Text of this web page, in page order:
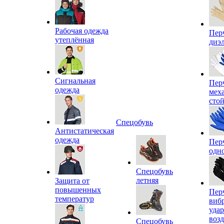
Рабочая одежда
утеплённая
Сигнальная
одежда
Антистатическая
одежда
Защита от
повышенных
температур
Спецобувь
Спецобувь
летняя
Спецобувь